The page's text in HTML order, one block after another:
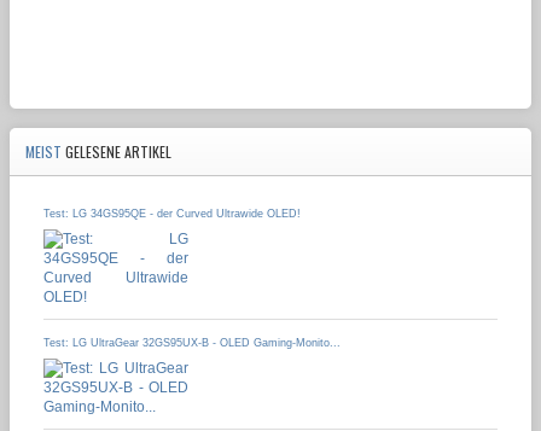
MEIST GELESENE ARTIKEL
Test: LG 34GS95QE - der Curved Ultrawide OLED!
Test: LG UltraGear 32GS95UX-B - OLED Gaming-Monito...